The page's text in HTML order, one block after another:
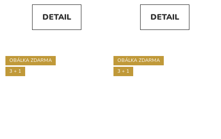
DETAIL
5,0
z
DETAIL
OBÁLKA ZDARMA
3 + 1
OBÁLKA ZDARMA
3 + 1